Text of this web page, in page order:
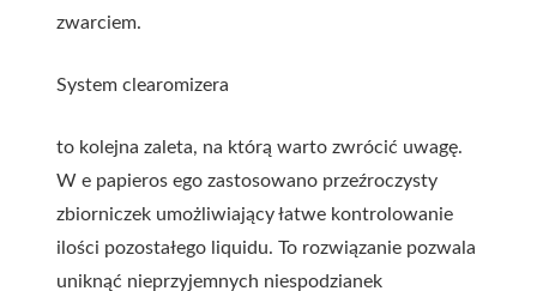
zwarciem.
System clearomizera
to kolejna zaleta, na którą warto zwrócić uwagę.
W e papieros ego zastosowano przeźroczysty
zbiorniczek umożliwiający łatwe kontrolowanie
ilości pozostałego liquidu. To rozwiązanie pozwala
uniknąć nieprzyjemnych niespodzianek